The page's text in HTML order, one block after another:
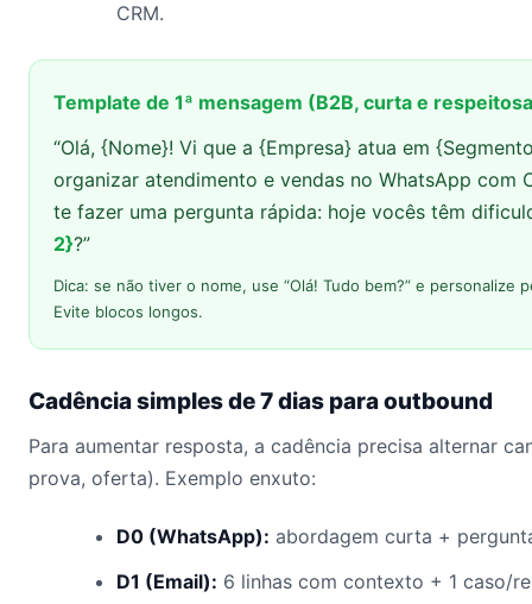
CRM.
Template de 1ª mensagem (B2B, curta e
“Olá, {Nome}! Vi que a {Empresa} atua em
organizar atendimento e vendas no WhatsApp com
te fazer uma pergunta rápida: hoje vocês têm
2}?”
Dica: se não tiver o nome, use “Olá! Tudo bem?” e
Evite blocos longos.
Cadência simples de 7 dias para outbound
Para aumentar resposta, a cadência precisa alternar
prova, oferta). Exemplo enxuto:
D0 (WhatsApp): abordagem curta +
D1 (Email): 6 linhas com contexto + 1 caso/